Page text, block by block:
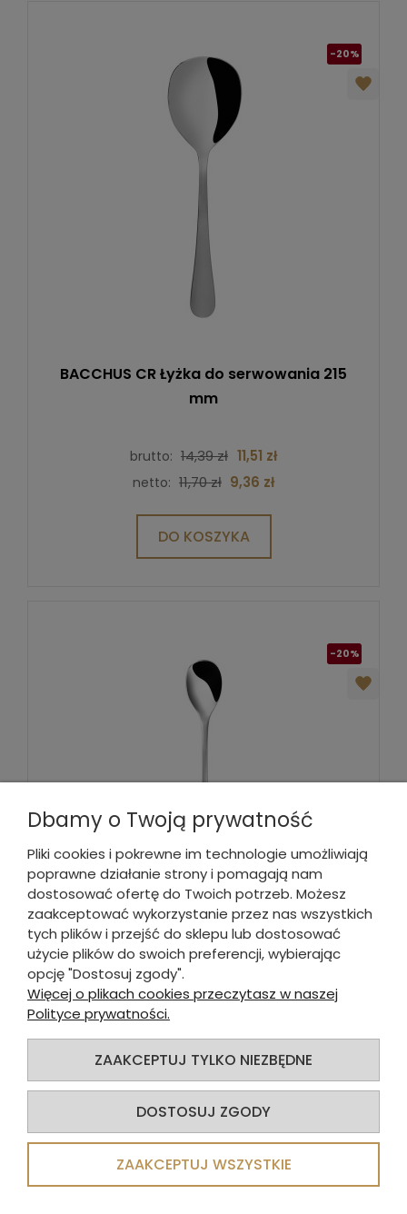
-20%
BACCHUS CR Łyżka do serwowania 215
mm
brutto: 14,39 zł 11,51 zł
netto: 11,70 zł 9,36 zł
DO KOSZYKA
-20%
BACCHUS CR Łyżka koktajlowa 199 mm
brutto: 6,52 zł 5,22 zł
netto: 5,30 zł 4,24 zł
DO KOSZYKA
Dbamy o Twoją prywatność
Pliki cookies i pokrewne im technologie umożliwiają
poprawne działanie strony i pomagają nam
dostosować ofertę do Twoich potrzeb. Możesz
zaakceptować wykorzystanie przez nas wszystkich
tych plików i przejść do sklepu lub dostosować
użycie plików do swoich preferencji, wybierając
opcję "Dostosuj zgody".
Więcej o plikach cookies przeczytasz w naszej
Polityce prywatności.
ZAAKCEPTUJ TYLKO NIEZBĘDNE
DOSTOSUJ ZGODY
ZAAKCEPTUJ WSZYSTKIE